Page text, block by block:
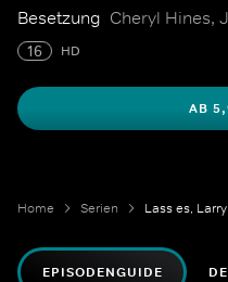
Besetzung Cheryl Hines,
16 HD
AB
Home Serien Lass es,
EPISODENGUIDE